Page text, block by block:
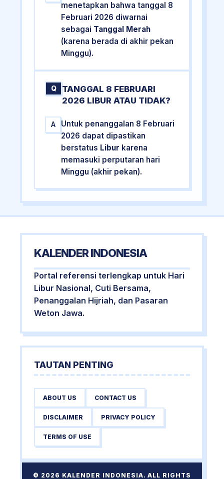
menetapkan bahwa tanggal 8
Februari 2026 diwarnai
sebagai Tanggal Merah
(karena berada di akhir pekan
Minggu).
Q
TANGGAL 8 FEBRUARI
2026 LIBUR ATAU TIDAK?
A
Untuk penanggalan 8 Februari
2026 dapat dipastikan
berstatus Libur karena
memasuki perputaran hari
Minggu (akhir pekan).
KALENDER INDONESIA
Portal referensi terlengkap untuk Hari
Libur Nasional, Cuti Bersama,
Penanggalan Hijriah, dan Pasaran
Weton Jawa.
TAUTAN PENTING
ABOUT US CONTACT US
DISCLAIMER PRIVACY POLICY
TERMS OF USE
© 2026 KALENDER INDONESIA. ALL RIGHTS